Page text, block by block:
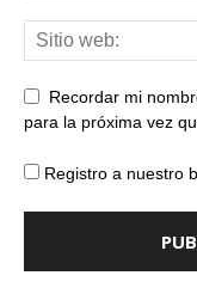
Recordar mi
para la próxima vez
Registro a nuestro